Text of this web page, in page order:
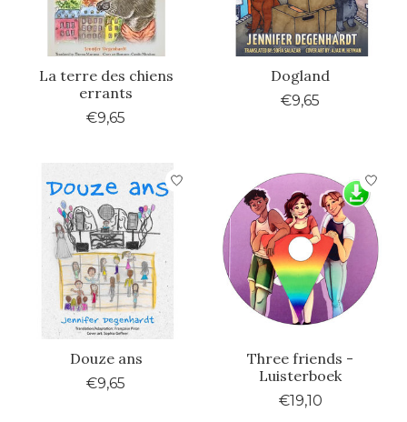
La terre des chiens
errants
€9,65
Dogland
€9,65
Douze ans
€9,65
Three friends -
Luisterboek
€19,10